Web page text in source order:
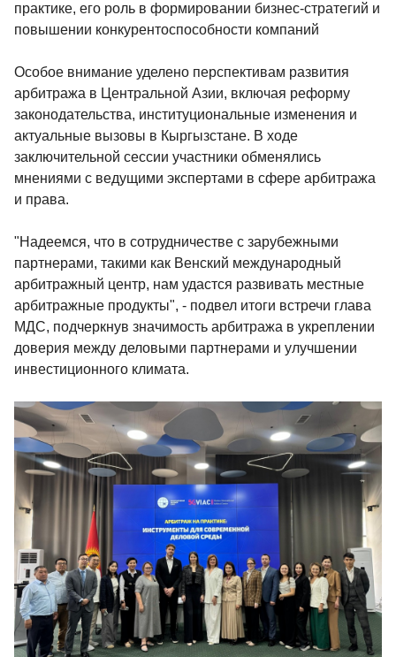
практике, его роль в формировании бизнес-стратегий и
повышении конкурентоспособности компаний
Особое внимание уделено перспективам развития
арбитража в Центральной Азии, включая реформу
законодательства, институциональные изменения и
актуальные вызовы в Кыргызстане. В ходе
заключительной сессии участники обменялись
мнениями с ведущими экспертами в сфере арбитража
и права.
"Надеемся, что в сотрудничестве с зарубежными
партнерами, такими как Венский международный
арбитражный центр, нам удастся развивать местные
арбитражные продукты", - подвел итоги встречи глава
МДС, подчеркнув значимость арбитража в укреплении
доверия между деловыми партнерами и улучшении
инвестиционного климата.